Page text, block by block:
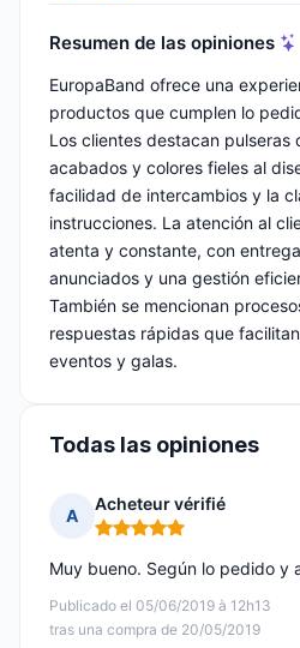
Resumen de las opiniones
EuropaBand ofrece una
productos que cumplen lo
Los clientes destacan pulseras
acabados y colores fieles al
facilidad de intercambios y la
instrucciones. La atención al
atenta y constante, con
anunciados y una gestión
También se mencionan
respuestas rápidas que
eventos y galas.
Todas las opiniones
A
Acheteur vérifié
Nota: 5 de 5
Publicado el 05/06/2019 à 12h13
tras una compra de 20/05/2019
Muy bueno. Según lo pedido y